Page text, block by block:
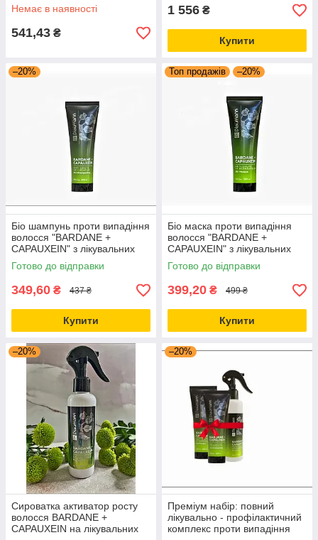
завивки волосся
Немає в наявності
541,43 ₴
1 556 ₴
Купити
–20%
Біо шампунь проти випадіння
волосся "BARDANE +
CAPAUXEIN" з лікувальних
трав серії DR.BLAUMANN'S
COSMETICS
Готово до відправки
349,60 ₴ 437 ₴
Купити
Топ продажів –20%
Біо маска проти випадіння
волосся "BARDANE +
CAPAUXEIN" з лікувальних
трав серії DR.BLAUMANN'S
COSMETICS
Готово до відправки
399,20 ₴ 499 ₴
Купити
–20%
Сироватка активатор росту
волосся BARDANE +
CAPAUXEIN на лікувальних
–20%
Преміум набір: повний
лікувально - профілактичний
комплекс проти випадіння